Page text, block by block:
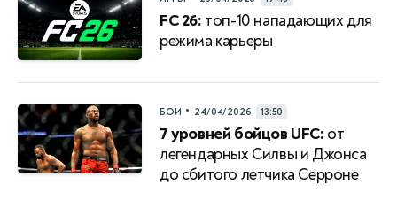
FC 26: топ-10 нападающих для
режима карьеры
БОИ • 24/04/2026 13:50
7 уровней бойцов UFC: от
легендарных Силвы и Джонса
до сбитого летчика Серроне